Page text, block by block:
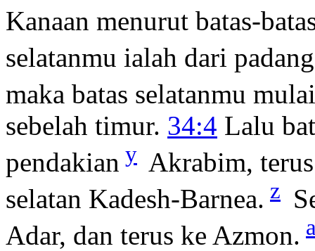
Kanaan menurut batas-
selatanmu ialah dari
maka batas selatanmu
sebelah timur. 34:4 Lalu
pendakian y Akrabim,
selatan Kadesh-Barnea. z
Adar, dan terus ke Azmon.